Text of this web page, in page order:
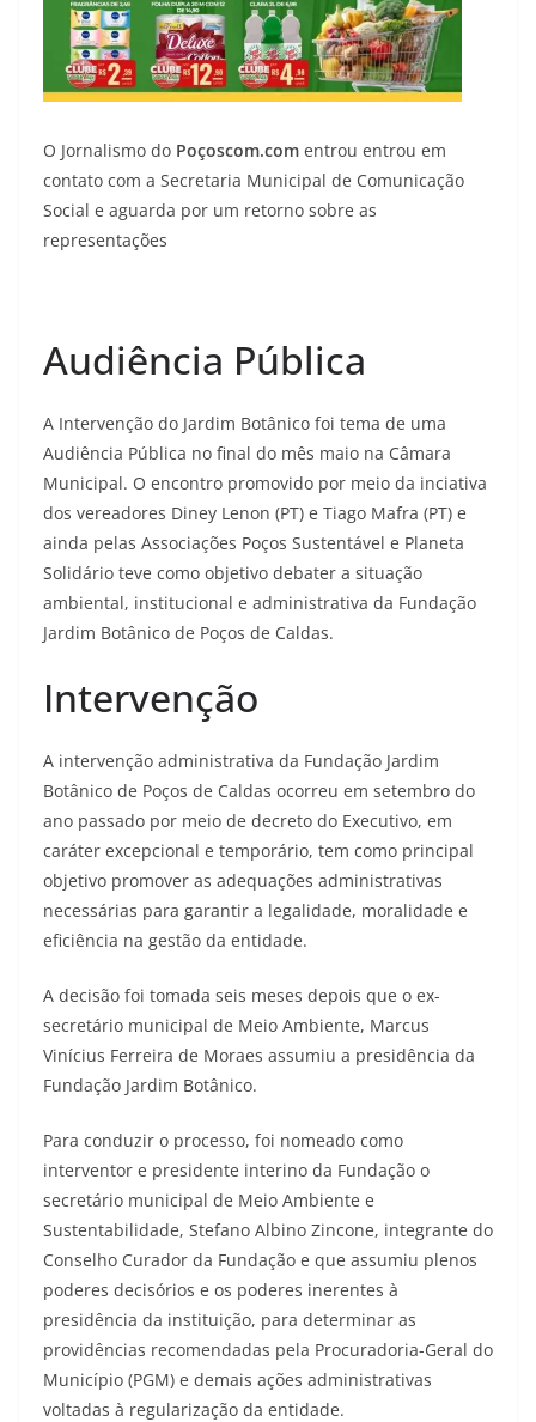
O Jornalismo do Poçoscom.com entrou entrou em
contato com a Secretaria Municipal de Comunicação
Social e aguarda por um retorno sobre as
representações
Audiência Pública
A Intervenção do Jardim Botânico foi tema de uma
Audiência Pública no final do mês maio na Câmara
Municipal. O encontro promovido por meio da inciativa
dos vereadores Diney Lenon (PT) e Tiago Mafra (PT) e
ainda pelas Associações Poços Sustentável e Planeta
Solidário teve como objetivo debater a situação
ambiental, institucional e administrativa da Fundação
Jardim Botânico de Poços de Caldas.
Intervenção
A intervenção administrativa da Fundação Jardim
Botânico de Poços de Caldas ocorreu em setembro do
ano passado por meio de decreto do Executivo, em
caráter excepcional e temporário, tem como principal
objetivo promover as adequações administrativas
necessárias para garantir a legalidade, moralidade e
eficiência na gestão da entidade.
A decisão foi tomada seis meses depois que o ex-
secretário municipal de Meio Ambiente, Marcus
Vinícius Ferreira de Moraes assumiu a presidência da
Fundação Jardim Botânico.
Para conduzir o processo, foi nomeado como
interventor e presidente interino da Fundação o
secretário municipal de Meio Ambiente e
Sustentabilidade, Stefano Albino Zincone, integrante do
Conselho Curador da Fundação e que assumiu plenos
poderes decisórios e os poderes inerentes à
presidência da instituição, para determinar as
providências recomendadas pela Procuradoria-Geral do
Município (PGM) e demais ações administrativas
voltadas à regularização da entidade.